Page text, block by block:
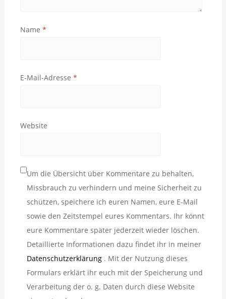
Name *
E-Mail-Adresse *
Website
Um die Übersicht über Kommentare zu behalten,
Missbrauch zu verhindern und meine Sicherheit zu
schützen, speichere ich euren Namen, eure E-Mail
sowie den Zeitstempel eures Kommentars. Ihr könnt
eure Kommentare später jederzeit wieder löschen.
Detaillierte Informationen dazu findet ihr in meiner
Datenschutzerklärung . Mit der Nutzung dieses
Formulars erklärt ihr euch mit der Speicherung und
Verarbeitung der o. g. Daten durch diese Website